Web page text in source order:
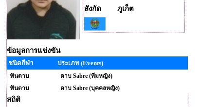
สังกัด
ภูเก็ต
ข้อมูลการแข่งขัน
ชนิดกีฬา ประเภท (Events)
ฟันดาบ
ดาบ Sabre (ทีมหญิง)
ฟันดาบ
ดาบ Sabre (บุคคลหญิง)
สถิติ